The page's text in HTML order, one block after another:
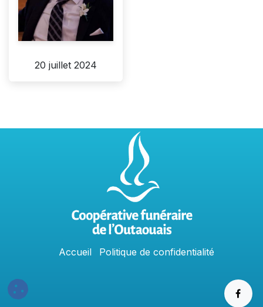
20 juillet 2024
Accue​il Politique​​ de confidentialit​é